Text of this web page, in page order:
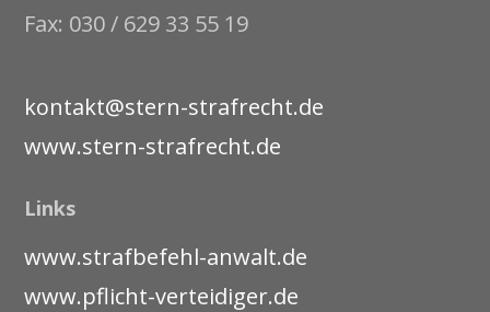
Fax: 030 / 629 33 55 19
kontakt@stern-strafrecht.de
www.stern-strafrecht.de
Links
www.strafbefehl-anwalt.de
www.pflicht-verteidiger.de